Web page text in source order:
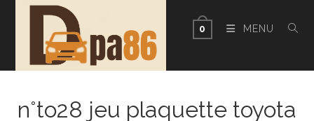
0 MENU
n°to28 jeu plaquette toyota